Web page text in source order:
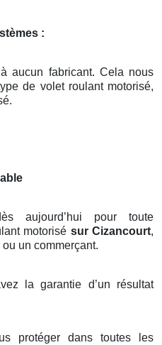
:
aucun fabricant. Cela nous
de volet roulant motorisé,
aujourd’hui pour toute
motorisé sur Cizancourt,
un commerçant.
la garantie d’un résultat
protéger dans toutes les